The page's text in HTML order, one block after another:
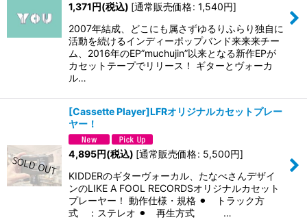
1,371円(税込) [通常販売価格: 1,540円]
2007年結成、どこにも属さずゆるりふらり独自に
活動を続けるインディーポップバンド来来来チー
ム、2016年のEP”muchujin”以来となる新作EPが
カセットテープでリリース！ ギターとヴォーカ
ル…
[Cassette Player]LFRオリジナルカセットプレー
ヤー！
4,895円(税込) [通常販売価格: 5,500円]
KIDDERのギターヴォーカル、たなべさんデザイ
ンのLIKE A FOOL RECORDSオリジナルカセット
プレーヤー！ 動作仕様・規格 ⚫︎ トラック方
式 ：ステレオ ⚫︎ 再生方式 …